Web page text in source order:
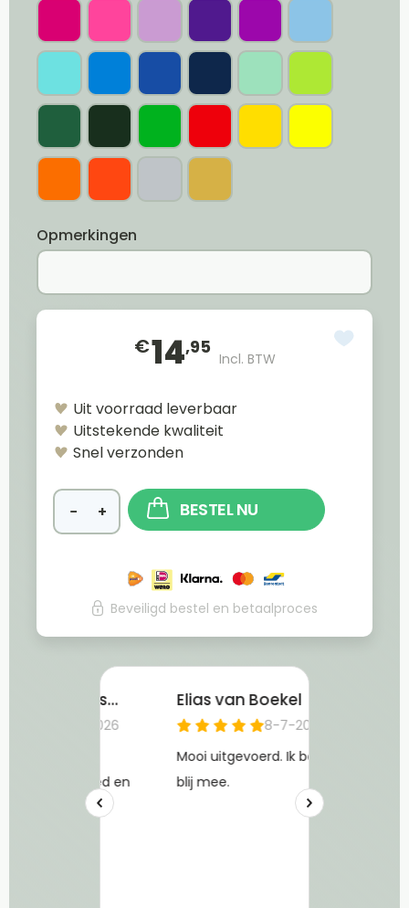
Opmerkingen
€14,95
Incl. BTW
Uit voorraad leverbaar
Uitstekende kwaliteit
Snel verzonden
− + BESTEL NU
Beveiligd bestel en betaalproces